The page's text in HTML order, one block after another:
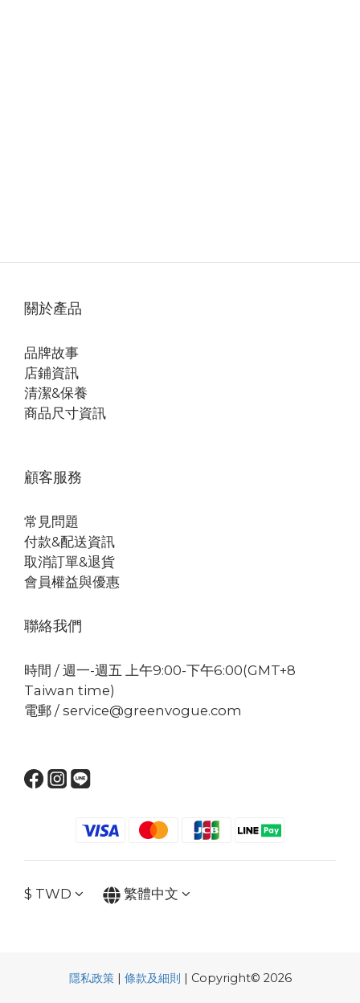
關於產品
品牌故事
店鋪資訊
清潔&保養
商品尺寸資訊
顧客服務
常見問題
付款&配送資訊
取消訂單&退貨
會員權益與優惠
聯絡我們
時間 / 週一-週五 上午9:00-下午6:00(GMT+8
Taiwan time)
電郵 / service@greenvogue.com
$ TWD 繁體中文
隱私政策| 條款及細則 | Copyright© 2026